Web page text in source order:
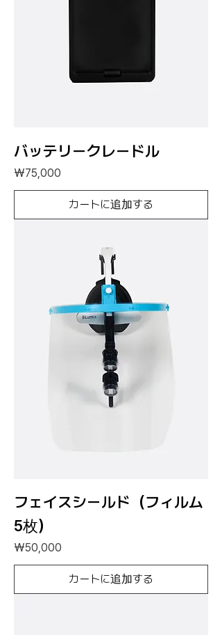
バッテリークレードル
価格
₩75,000
カートに追加する
フェイスシールド（フィルム
5枚）
価格
₩50,000
カートに追加する